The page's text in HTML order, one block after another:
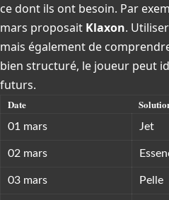
ce dont ils ont besoin. Par
mars proposait Klaxon.
mais également de
bien structuré, le joueur peut
futurs.
Date
01 mars Jet
02 mars
03 mars Pelle